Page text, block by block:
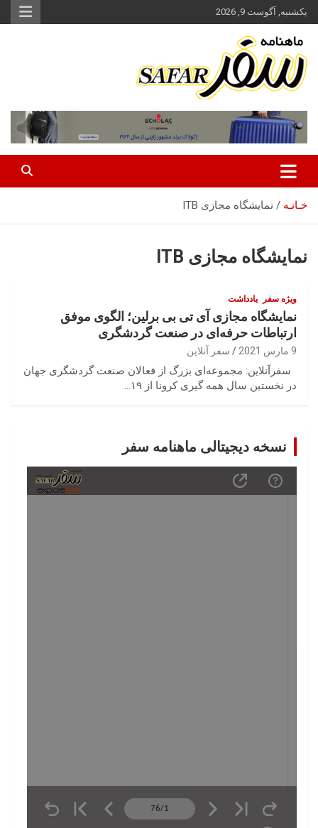
محتوا
بروید
یکشنبه, آگوست 9, 2026
سفر آنلاین
خـانـه نمایشگاه مجازی ITB
نمایشگاه مجازی ITB
ویژه سفر یادداشت
نمایشگاه مجازی آی تی بی برلین؛ الگوی موفق
ارتباطات حرفه‌ای در صنعت گردشگری
9 مارس 2021 سفر آنلاین
سفرآنلاین: مجموعه‌ای بزرگ از فعالان صنعت گردشگری جهان
در نخستین سال همه گیری کرونا از ۱۹…
نسخه دیجیتالی ماهنامه سفر